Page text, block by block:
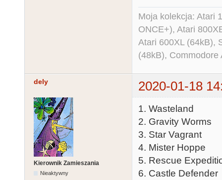
Moja kolekcja: Atari
ONCE+), Atari
Atari 600XL (64kB),
(48kB),
dely 2020-01-18
Kierownik Zamieszania
Nieaktywny
1. Wasteland
2. Gravity Worms
3. Star Vagrant
4. Mister Hoppe
5. Rescue
6. Castle Defender